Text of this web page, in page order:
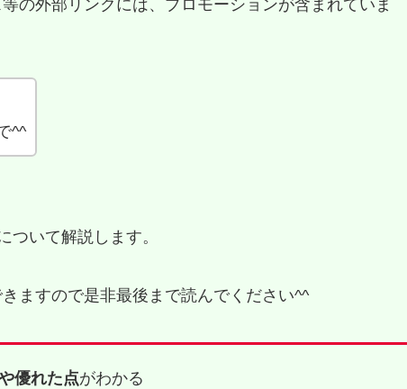
の外部リンクには、プロモーションが含まれていま
^^
ついて解説します。
ますので是非最後まで読んでください^^
優れた点がわかる